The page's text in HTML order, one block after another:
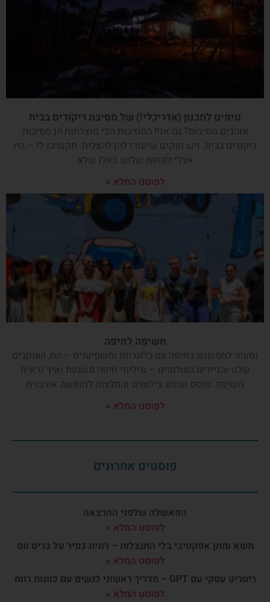
טיפים לתכנון (אדריכלי!) של מסיבת ריקודים בבית
אוהבים מסיבות? גם אני! המסיבות הכי מוצלחות הן מסיבות
ריקודים בבית. ויש חוקים שיעזרו להן להצליח. תקשיבו לי – היו
אצלי לפחות שלוש כאלו שלא
לפוסט המלא »
חשיפה לחיפה
נסעתי לחמשוש בחיפה עם בלוגריות ומשפיענים – הם, העוקבים
שלנו והניידים השלופים – וגיליתי חיפה משגעת ואיך נראית
חשיפה. פוסט שופע צילומים והמלצות לחופשה אורבנית
לפוסט המלא »
פוסטים אחרונים
הפאשלה שלפני ההרצאה
לפוסט המלא »
משא ומתן אפקטיבי בלי התנצלות – רונית כפיר על כריס ווס
לפוסט המלא »
ריטריט עסקי עם GPT – מדריך ראשוני לנשים עם כוונות רווח
לפוסט המלא »